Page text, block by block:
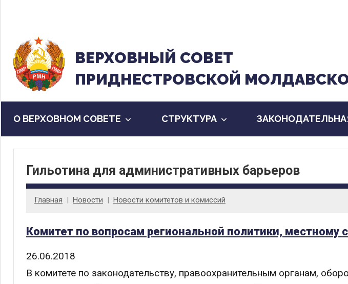
содержанию
ВЕРХОВНЫЙ CОВЕТ
ПРИДНЕСТРОВСКОЙ
О ВЕРХОВНОМ СОВЕТЕ CТРУКТУРА
Гильотина для административных барьеров
Главная Новости Новости комитетов и комиссий
Комитет по вопросам региональной политики,
26.06.2018
В комитете по законодательству, правоохранительным органам,